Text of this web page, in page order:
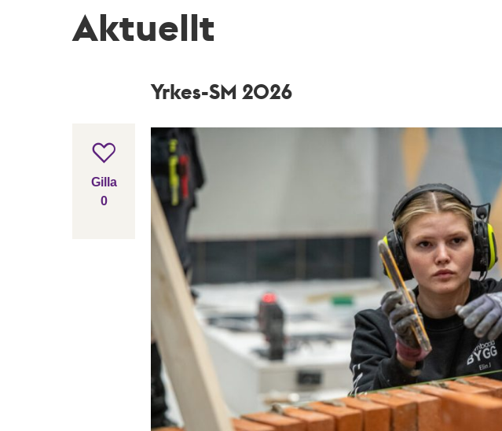
Aktuellt
Yrkes-SM 2026
Gilla inlägget
Gilla
0
gillar inlägget